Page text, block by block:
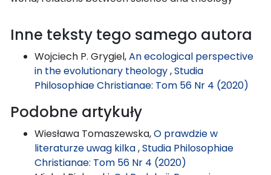
Inne teksty tego samego autora
Wojciech P. Grygiel,An ecological perspective
in the evolutionary theology,Studia
Philosophiae Christianae: Tom 56 Nr 4 (2020)
Podobne artykuły
Wiesława Tomaszewska,O prawdzie w
literaturze uwag kilka,Studia Philosophiae
Christianae: Tom 56 Nr 4 (2020)